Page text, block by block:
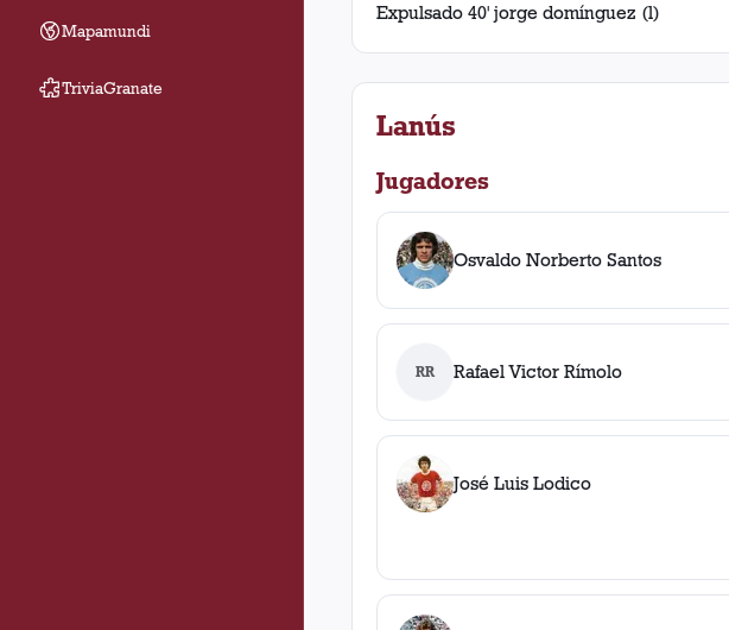
Mapamundi
TriviaGranate
Expulsado 40' jorge domínguez (l)
Lanús
Jugadores
Osvaldo Norberto Santos
RR Rafael Victor Rímolo
José Luis Lodico